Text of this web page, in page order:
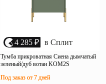
4 285 ₽ в Сплит
Тумба прикроватная Сиена дымчатый
зеленый/дуб вотан KOM2S
Под заказ от 7 дней